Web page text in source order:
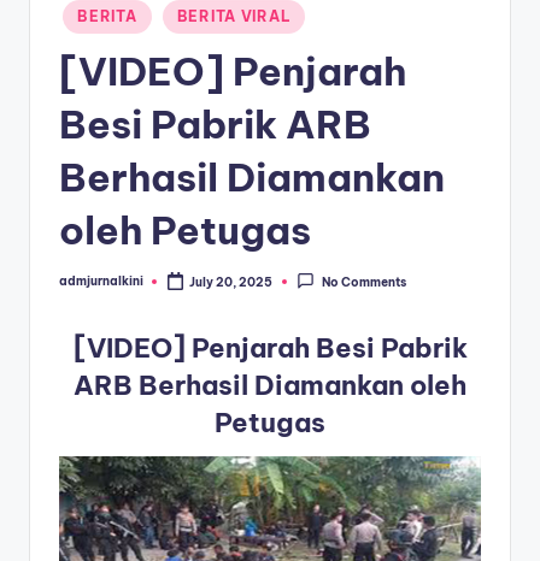
Posted
in
BERITA BERITA VIRAL
[VIDEO] Penjarah
Besi Pabrik ARB
Berhasil Diamankan
oleh Petugas
Posted
admjurnalkini July 20, 2025 No Comments
[VIDEO] Penjarah Besi Pabrik
ARB Berhasil Diamankan oleh
Petugas